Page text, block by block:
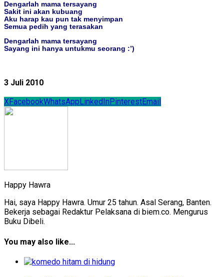
Dengarlah mama tersayang
Sakit ini akan kubuang
Aku harap kau pun tak menyimpan
Semua pedih yang terasakan
Dengarlah mama tersayang
Sayang ini hanya untukmu seorang :’)
3 Juli 2010
XFacebookWhatsApp LinkedIn PinterestEmail
Happy Hawra
Hai, saya Happy Hawra. Umur 25 tahun. Asal Serang, Banten.
Bekerja sebagai Redaktur Pelaksana di biem.co. Mengurus
Buku Dibeli.
You may also like...